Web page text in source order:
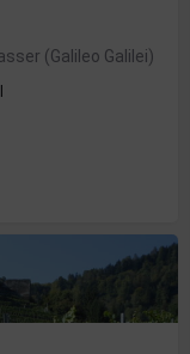
(Galileo Galilei)